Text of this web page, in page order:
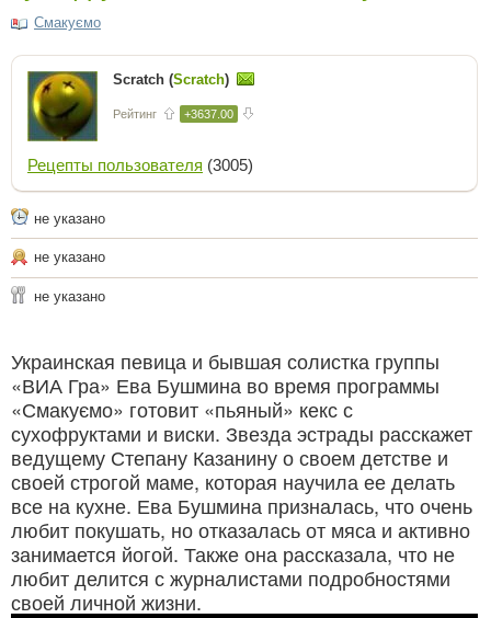
Смакуємо
Scratch (Scratch)
Рейтинг +3637.00
Рецепты пользователя (3005)
не указано
не указано
не указано
Украинская певица и бывшая солистка группы
«ВИА Гра» Ева Бушмина во время программы
«Смакуємо» готовит «пьяный» кекс с
сухофруктами и виски. Звезда эстрады расскажет
ведущему Степану Казанину о своем детстве и
своей строгой маме, которая научила ее делать
все на кухне. Ева Бушмина призналась, что очень
любит покушать, но отказалась от мяса и активно
занимается йогой. Также она рассказала, что не
любит делится с журналистами подробностями
своей личной жизни.